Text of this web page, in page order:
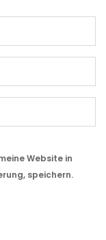
Website in
speichern.